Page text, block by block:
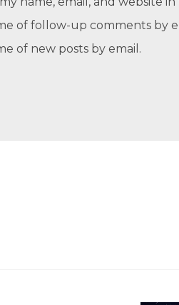
of follow-up comments by
of new posts by email.